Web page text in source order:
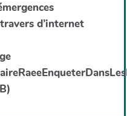
d’internet